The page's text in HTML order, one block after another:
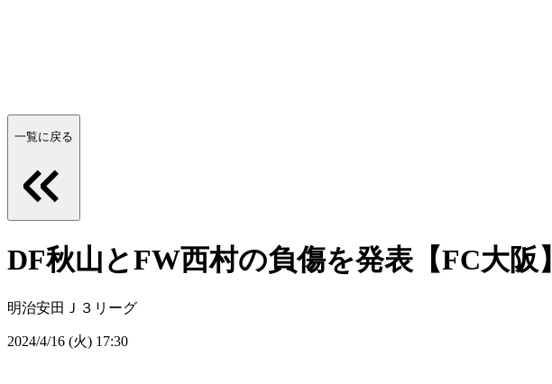
一覧に戻る
DF秋山とFW西村の負傷を発表【FC大阪】
明治安田Ｊ３リーグ
2024/4/16 (火) 17:30